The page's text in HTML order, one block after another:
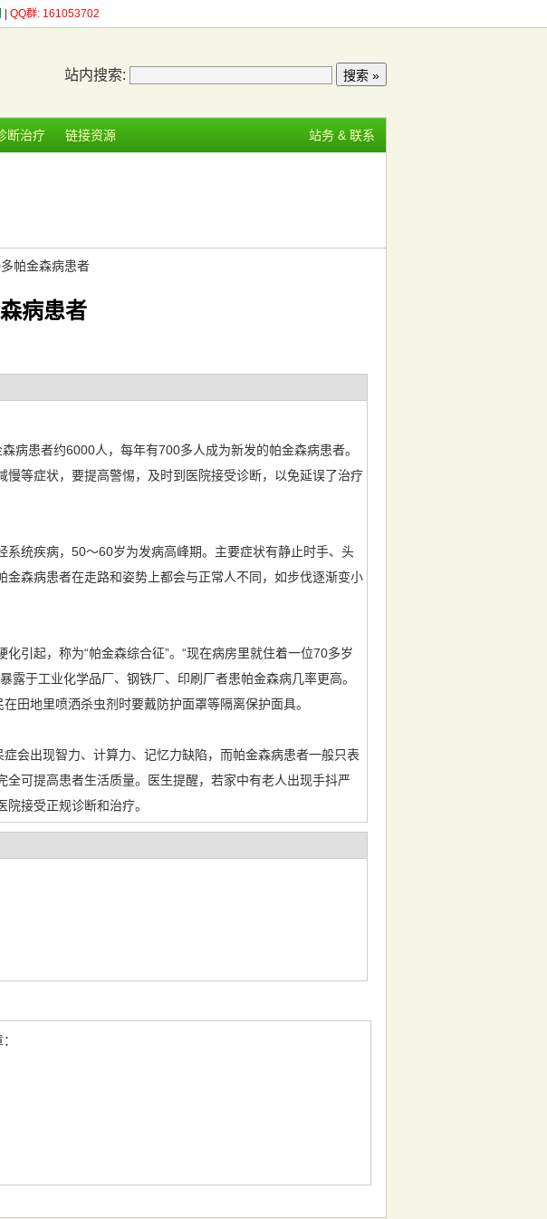
QQ群: 161053702
站内搜索:
断治疗 链接资源 站务 & 联系
帕金森病患者
病患者
病患者约6000人，每年有700多人成为新发的帕金森病患者。
等症状，要提高警惕，及时到医院接受诊断，以免延误了治疗
统疾病，50～60岁为发病高峰期。主要症状有静止时手、头
森病患者在走路和姿势上都会与正常人不同，如步伐逐渐变小
引起，称为“帕金森综合征”。“现在病房里就住着一位70多岁
于工业化学品厂、钢铁厂、印刷厂者患帕金森病几率更高。
田地里喷洒杀虫剂时要戴防护面罩等隔离保护面具。
会出现智力、计算力、记忆力缺陷，而帕金森病患者一般只表
可提高患者生活质量。医生提醒，若家中有老人出现手抖严
接受正规诊断和治疗。